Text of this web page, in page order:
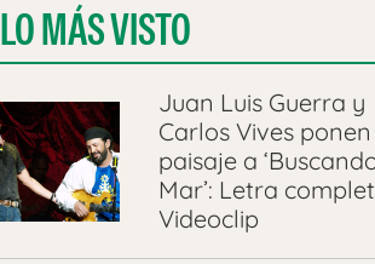
LO MÁS VISTO
Juan Luis Guerra y
Carlos Vives ponen
paisaje a
Mar’: Letra
Videoclip